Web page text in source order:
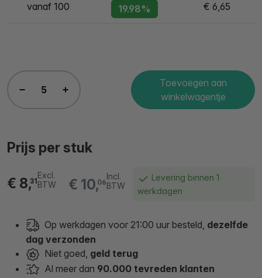
vanaf 100 19.98% € 6,65
Toevoegen aan
winkelwagentje
Prijs per stuk
€ 10,06
Incl.
BTW
€ 8,31
Excl.
BTW
Levering binnen 1
werkdagen
Op werkdagen voor 21:00 uur besteld, dezelfde
dag verzonden
Niet goed, geld terug
Al meer dan 90.000 tevreden klanten